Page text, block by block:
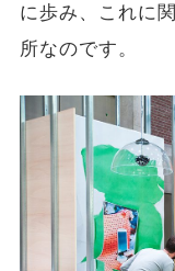
に歩み、これに
所なのです。